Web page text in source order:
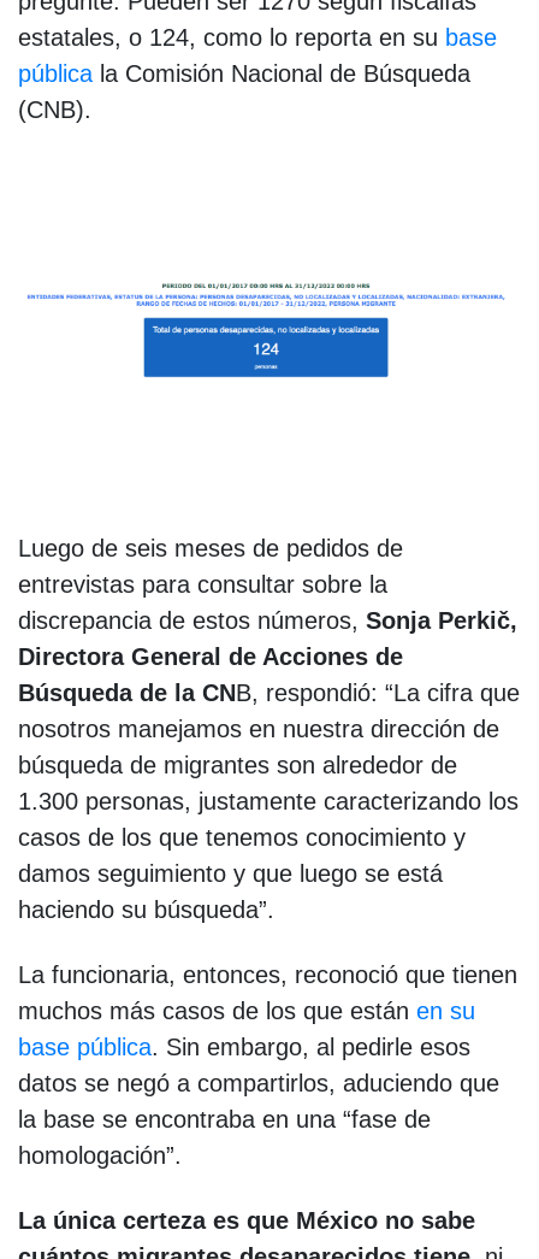
estatales, o 124, como lo reporta en su base
pública la Comisión Nacional de Búsqueda
(CNB).
Luego de seis meses de pedidos de
entrevistas para consultar sobre la
discrepancia de estos números, Sonja Perkič,
Directora General de Acciones de
Búsqueda de la CNB, respondió: “La cifra que
nosotros manejamos en nuestra dirección de
búsqueda de migrantes son alrededor de
1.300 personas, justamente caracterizando los
casos de los que tenemos conocimiento y
damos seguimiento y que luego se está
haciendo su búsqueda”.
La funcionaria, entonces, reconoció que tienen
muchos más casos de los que están en su
base pública. Sin embargo, al pedirle esos
datos se negó a compartirlos, aduciendo que
la base se encontraba en una “fase de
homologación”.
La única certeza es que México no sabe